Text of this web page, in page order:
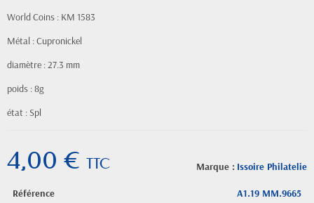
World Coins : KM 1583
Métal : Cupronickel
diamètre : 27.3 mm
poids : 8g
état : Spl
Marque : Issoire Philatelie
4,00 € TTC
Référence A1.19 MM.9665